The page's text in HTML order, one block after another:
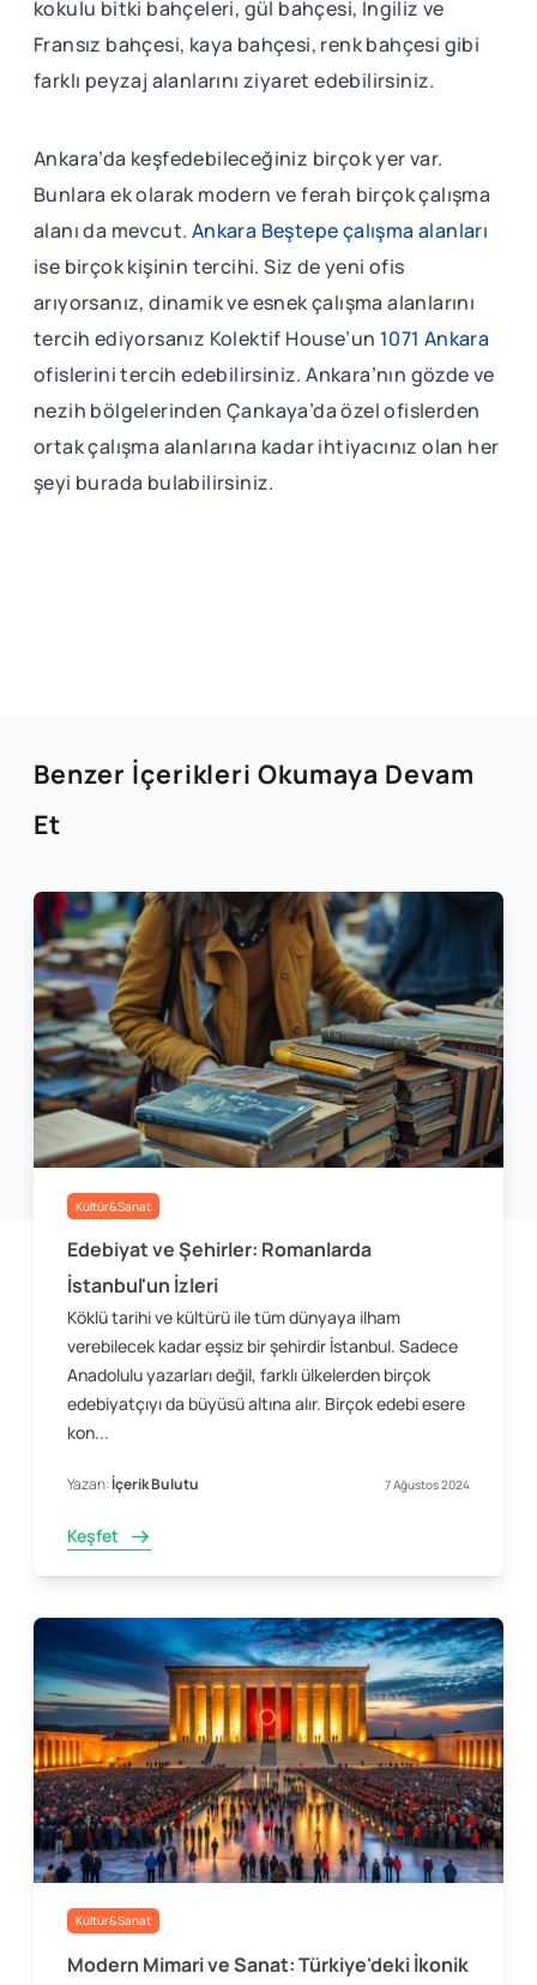
kokulu bitki bahçeleri, gül bahçesi, İngiliz ve
Fransız bahçesi, kaya bahçesi, renk bahçesi gibi
farklı peyzaj alanlarını ziyaret edebilirsiniz.
Ankara’da keşfedebileceğiniz birçok yer var.
Bunlara ek olarak modern ve ferah birçok çalışma
alanı da mevcut. Ankara Beştepe çalışma alanları
ise birçok kişinin tercihi. Siz de yeni ofis
arıyorsanız, dinamik ve esnek çalışma alanlarını
tercih ediyorsanız Kolektif House’un 1071 Ankara
ofislerini tercih edebilirsiniz. Ankara’nın gözde ve
nezih bölgelerinden Çankaya’da özel ofislerden
ortak çalışma alanlarına kadar ihtiyacınız olan her
şeyi burada bulabilirsiniz.
Benzer İçerikleri Okumaya Devam
Et
Kültür&Sanat
Edebiyat ve Şehirler: Romanlarda
İstanbul'un İzleri
Köklü tarihi ve kültürü ile tüm dünyaya ilham
verebilecek kadar eşsiz bir şehirdir İstanbul. Sadece
Anadolulu yazarları değil, farklı ülkelerden birçok
edebiyatçıyı da büyüsü altına alır. Birçok edebi esere
kon...
Yazan:İçerik Bulutu 7 Ağustos 2024
Keşfet
Kültür&Sanat
Modern Mimari ve Sanat: Türkiye'deki İkonik